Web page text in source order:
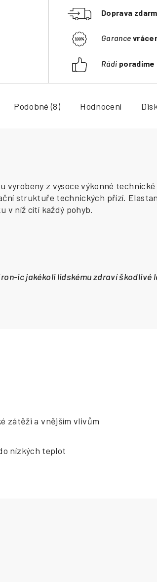
Doprava
Garance
Rádi poradíme
Podobné (8) Hodnocení
vyrobeny z vysoce výkonné
struktuře technických přízí.
v níž cítí každý pohyb.
ic jakékoli lidskému zdraví
zátěži a vnějším vlivům
nízkých teplot